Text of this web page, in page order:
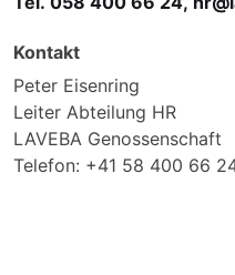
Kontakt
Peter Eisenring
Leiter Abteilung HR
LAVEBA Genossenschaft
Telefon: +41 58 400 66